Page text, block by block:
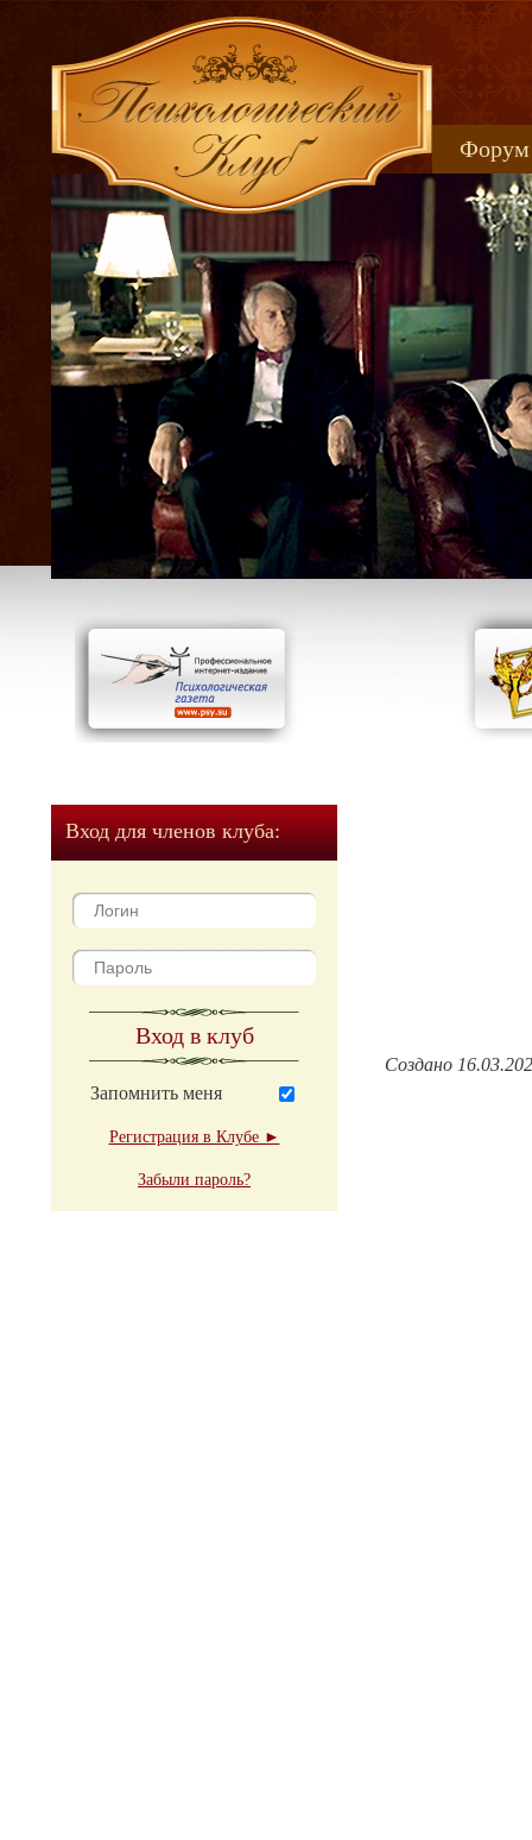
Форум
Вход для членов клуба:
Вход в клуб
Запомнить меня
Регистрация в Клубе ►
Забыли пароль?
Создано